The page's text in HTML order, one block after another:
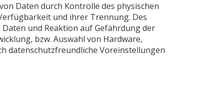
Daten durch Kontrolle des physischen
und ihrer Trennung. Des
und Reaktion auf Gefährdung der
bzw. Auswahl von Hardware,
datenschutzfreundliche Voreinstellungen